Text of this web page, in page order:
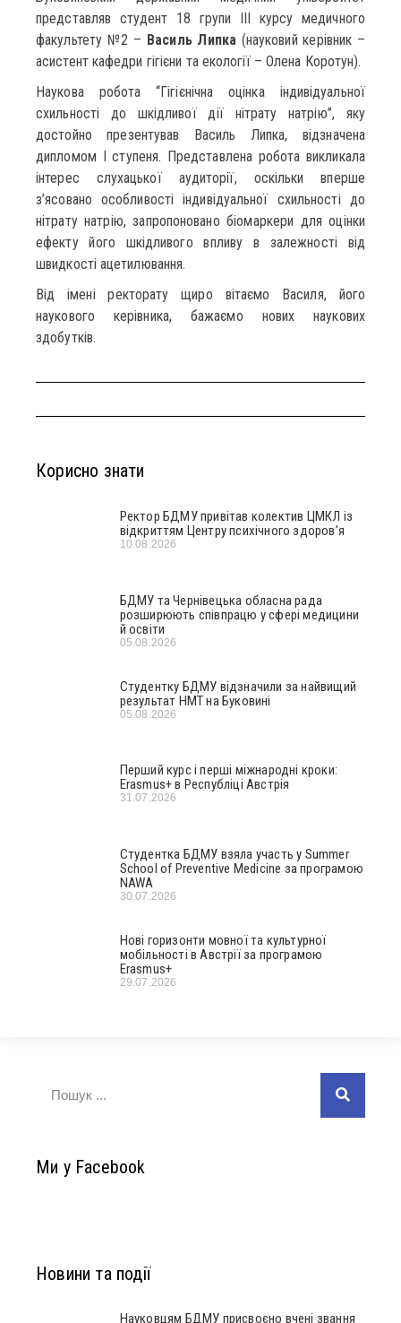
представляв студент 18 групи ІІІ курсу медичного
факультету №2 – Василь Липка(науковий керівник –
асистент кафедри гігієни та екології – Олена Коротун).
Наукова робота “Гігієнічна оцінка індивідуальної
схильності до шкідливої дії нітрату натрію”, яку
достойно презентував Василь Липка, відзначена
дипломом І ступеня. Представлена робота викликала
інтерес слухацької аудиторії, оскільки вперше
з’ясовано особливості індивідуальної схильності до
нітрату натрію, запропоновано біомаркери для оцінки
ефекту його шкідливого впливу в залежності від
швидкості ацетилювання.
Від імені ректорату щиро вітаємо Василя, його
наукового керівника, бажаємо нових наукових
здобутків.
Корисно знати
Ректор БДМУ привітав колектив ЦМКЛ із
відкриттям Центру психічного здоров’я
10.08.2026
БДМУ та Чернівецька обласна рада
розширюють співпрацю у сфері медицини
й освіти
05.08.2026
Студентку БДМУ відзначили за найвищий
результат НМТ на Буковині
05.08.2026
Перший курс і перші міжнародні кроки:
Erasmus+ в Республіці Австрія
31.07.2026
Студентка БДМУ взяла участь у Summer
School of Preventive Medicine за програмою
NAWA
30.07.2026
Нові горизонти мовної та культурної
мобільності в Австрії за програмою
Erasmus+
29.07.2026
Ми у Facebook
Новини та події
Науковцям БДМУ присвоєно вчені звання